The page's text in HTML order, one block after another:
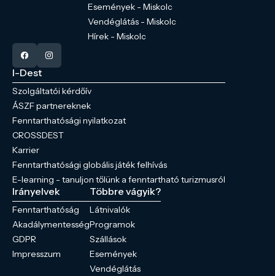
Események - Miskolc
Vendéglátás - Miskolc
Hírek - Miskolc
I-Dest
Szolgáltatói kérdőív
ÁSZF partnereknek
Fenntarthatósági nyilatkozat
CROSSDEST
Karrier
Fenntarthatósági globális játék felhívás
E-learning - tanuljon tőlünk a fenntartható turizmusról
Irányelvek
Fenntarthatóság
Akadálymentesség
GDPR
Impresszum
Többre vágyik?
Látnivalók
Programok
Szállások
Események
Vendéglátás